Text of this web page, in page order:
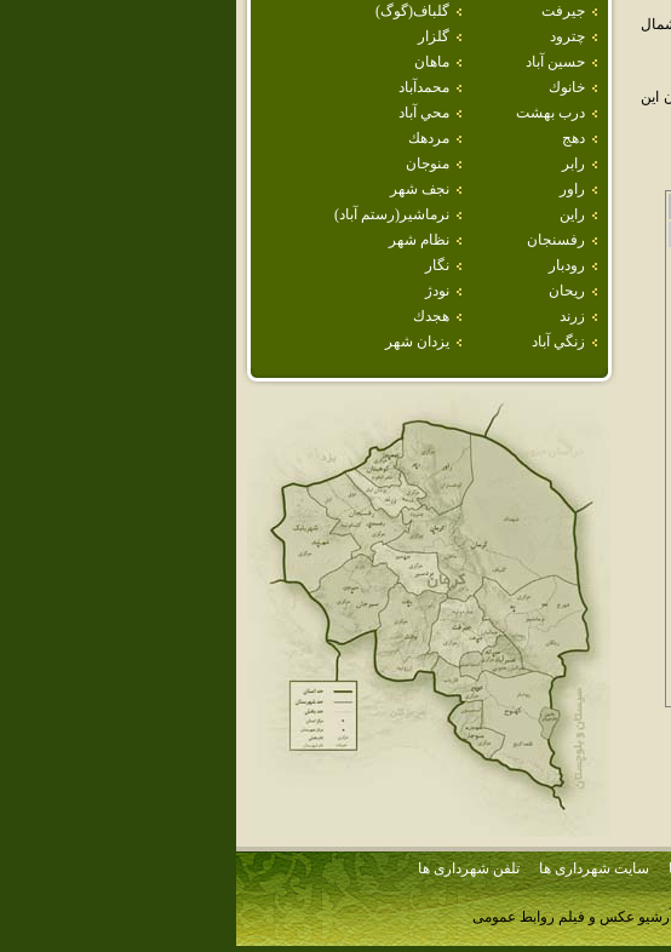
جيرفت
گلباف(گوگ)
چترود
گلزار
حسين آباد
ماهان
خانوك
محمدآباد
درب بهشت
محي آباد
دهج
مردهك
رابر
منوجان
راور
نجف شهر
راين
نرماشير(رستم آباد)
رفسنجان
نظام شهر
رودبار
نگار
ريحان
نودژ
زرند
هجدك
زنگي آباد
يزدان شهر
شهر در 65 کيلومتري شمال
اين
سایت شهرداری ها تلفن شهرداری ها
آرشیو عکس و فیلم روابط عمومی